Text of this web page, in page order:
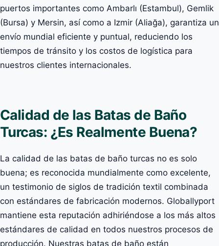
puertos importantes como Ambarlı (Estambul), Gemlik
(Bursa) y Mersin, así como a Izmir (Aliağa), garantiza un
envío mundial eficiente y puntual, reduciendo los
tiempos de tránsito y los costos de logística para
nuestros clientes internacionales.
Calidad de las Batas de Baño
Turcas: ¿Es Realmente Buena?
La calidad de las batas de baño turcas no es solo
buena; es reconocida mundialmente como excelente,
un testimonio de siglos de tradición textil combinada
con estándares de fabricación modernos. Globallyport
mantiene esta reputación adhiriéndose a los más altos
estándares de calidad en todos nuestros procesos de
producción. Nuestras batas de baño están